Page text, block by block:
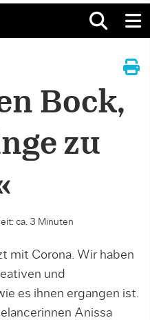
Bock,
zu
ca. 3 Minuten
mit Corona. Wir haben
und
es ihnen ergangen ist.
Anissa